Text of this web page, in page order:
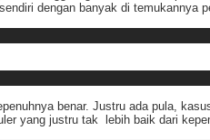
dengan banyak di temukannya
benar. Justru ada pula,
yang justru tak lebih baik dari